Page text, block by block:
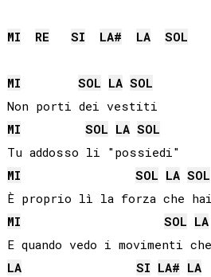
MI RE SI LA# LA SOL
MI SOL LA SOL
MI
SOL LA SOL
MI
SOL LA SOL
MI
SOL LA
LA
SI LA# LA